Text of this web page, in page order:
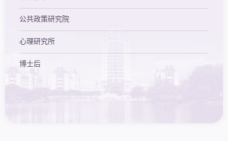
公共政策研究院
心理研究所
博士后